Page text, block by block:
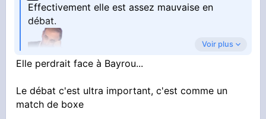
Effectivement elle est assez mauvaise en
débat.
Après c’est un pis aller
Voir plus
Elle perdrait face à Bayrou...
Le débat c'est ultra important, c'est comme un
match de boxe